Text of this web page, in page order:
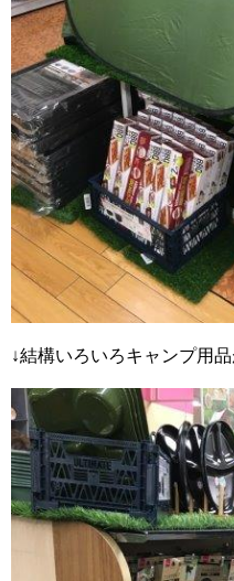
↓結構いろいろキャンプ用品